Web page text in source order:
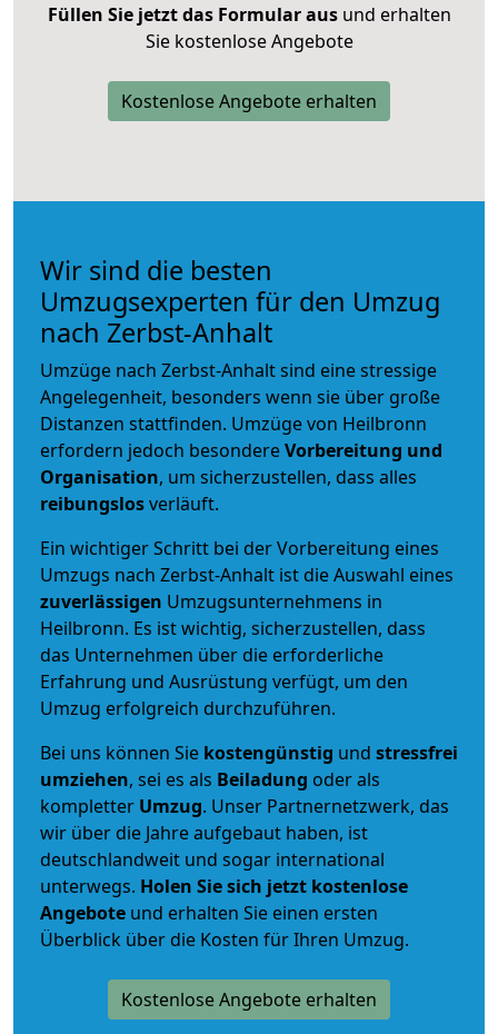
Füllen Sie jetzt das Formular ausund erhalten
Sie kostenlose Angebote
Kostenlose Angebote erhalten
Wir sind die besten
Umzugsexperten für den Umzug
nach Zerbst-Anhalt
Umzüge nach Zerbst-Anhalt sind eine stressige
Angelegenheit, besonders wenn sie über große
Distanzen stattfinden. Umzüge von Heilbronn
erfordern jedoch besondereVorbereitung und
Organisation, um sicherzustellen, dass alles
reibungslosverläuft.
Ein wichtiger Schritt bei der Vorbereitung eines
Umzugs nach Zerbst-Anhalt ist die Auswahl eines
zuverlässigen Umzugsunternehmens in
Heilbronn. Es ist wichtig, sicherzustellen, dass
das Unternehmen über die erforderliche
Erfahrung und Ausrüstung verfügt, um den
Umzug erfolgreich durchzuführen.
Bei uns können Sie kostengünstig und stressfrei
umziehen, sei es als Beiladung oder als
kompletter Umzug. Unser Partnernetzwerk, das
wir über die Jahre aufgebaut haben, ist
deutschlandweit und sogar international
unterwegs. Holen Sie sich jetzt kostenlose
Angebote und erhalten Sie einen ersten
Überblick über die Kosten für Ihren Umzug.
Kostenlose Angebote erhalten